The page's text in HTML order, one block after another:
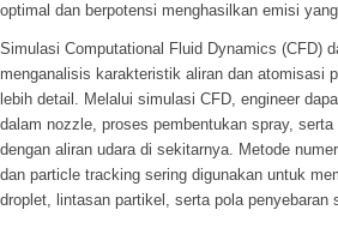
optimal dan berpotensi menghasilkan emisi
Simulasi Computational Fluid Dynamics (CFD)
menganalisis karakteristik aliran dan atomisasi
lebih detail. Melalui simulasi CFD, engineer
dalam nozzle, proses pembentukan spray,
dengan aliran udara di sekitarnya. Metode
dan particle tracking sering digunakan untuk
droplet, lintasan partikel, serta pola penyebaran